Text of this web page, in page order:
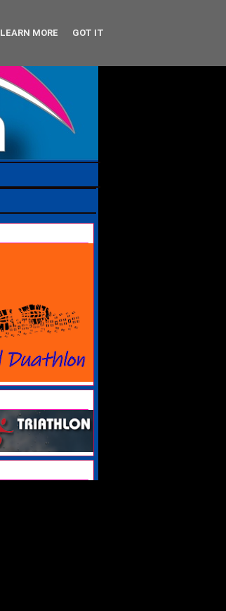
LEARN MORE GOT IT